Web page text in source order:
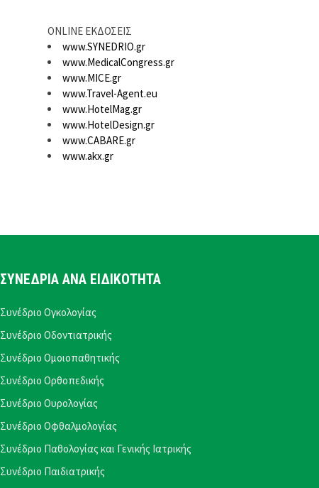
ONLINE ΕΚΔΟΣΕΙΣ
www.SYNEDRIO.gr
www.MedicalCongress.gr
www.MICE.gr
www.Travel-Agent.eu
www.HotelMag.gr
www.HotelDesign.gr
www.CABARE.gr
www.akx.gr
ΣΥΝΕΔΡΙΑ ΑΝΑ ΕΙΔΙΚΟΤΗΤΑ
Συνέδριο Ογκολογίας
Συνέδριο Οδοντιατρικής
Συνέδριο Ομοιοπαθητικής
Συνέδριο Ορθοπεδικής
Συνέδριο Ουρολογίας
Συνέδριο Οφθαλμολογίας
Συνέδριο Παθολογίας και Γενικής Ιατρικής
Συνέδριο Παιδιατρικής